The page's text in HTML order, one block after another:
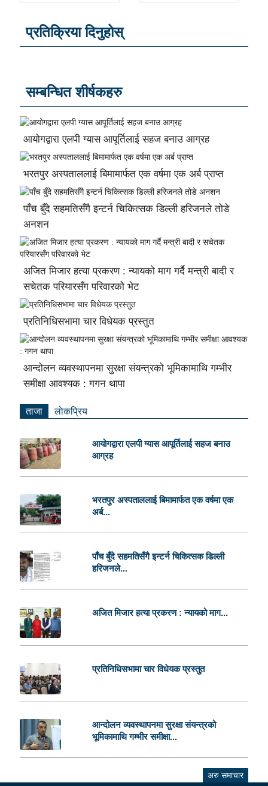
प्रतिक्रिया दिनुहोस्
सम्बन्धित शीर्षकहरु
आयोगद्वारा एलपी ग्यास आपूर्तिलाई सहज बनाउ आग्रह
भरतपुर अस्पताललाई बिमामार्फत एक वर्षमा एक अर्ब प्राप्त
पाँच बुँदे सहमतिसँगै इन्टर्न चिकित्सक डिल्ली हरिजनले तोडे
अनशन
अजित मिजार हत्या प्रकरण : न्यायको माग गर्दै मन्त्री बादी र
सचेतक परियारसँग परिवारको भेट
प्रतिनिधिसभामा चार विधेयक प्रस्तुत
आन्दोलन व्यवस्थापनमा सुरक्षा संयन्त्रको भूमिकामाथि गम्भीर
समीक्षा आवश्यक : गगन थापा
ताजा लाेकप्रिय
आयोगद्वारा एलपी ग्यास आपूर्तिलाई सहज बनाउ
आग्रह
भरतपुर अस्पताललाई बिमामार्फत एक वर्षमा एक
अर्ब...
पाँच बुँदे सहमतिसँगै इन्टर्न चिकित्सक डिल्ली
हरिजनले...
अजित मिजार हत्या प्रकरण : न्यायको माग...
प्रतिनिधिसभामा चार विधेयक प्रस्तुत
आन्दोलन व्यवस्थापनमा सुरक्षा संयन्त्रको
भूमिकामाथि गम्भीर समीक्षा...
अरु समाचार